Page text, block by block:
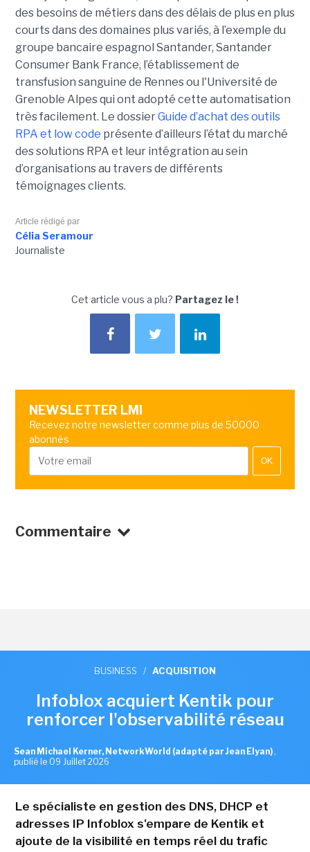
des besoins de métiers dans des délais de plus en plus
courts dans des domaines plus variés, à l’exemple du
groupe bancaire espagnol Santander, Santander
Consumer Bank France, l’établissement de
transfusion sanguine de Rennes ou l'Université de
Grenoble Alpes qui ont adopté cette automatisation
très facilement. Le dossierGuide d’achat des outils
RPA et low code présente d’ailleurs l’état du marché
des solutions RPA et leur intégration au sein
d’organisations au travers de différents
témoignages clients.
Article rédigé par
Célia Seramour
Journaliste
Cet article vous a plu? Partagez le !
NEWSLETTER LMI
Recevez notre newsletter comme plus de 50000
abonnés
OK
Commentaire
BUSINESS / ACQUISITION
Infoblox acquiert Kentik pour
renforcer l'observabilité réseau
Sean Michael Kerner, NetworkWorld (adapté par Jean Elyan) ,
publié le 09 Juillet 2026
Le spécialiste en gestion des DNS, DHCP et
adresses IP Infoblox s'empare de Kentik et
ajoute de la visibilité en temps réel du trafic